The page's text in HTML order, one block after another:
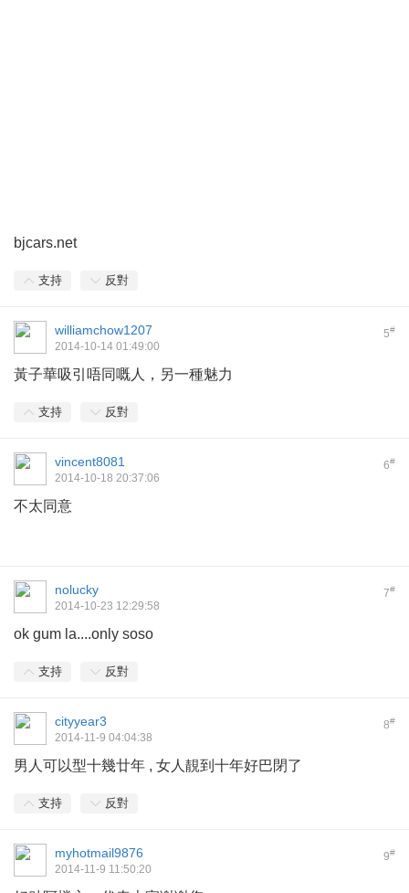
bjcars.net
支持 反對
5#
williamchow1207
2014-10-14 01:49:00
黃子華吸引唔同嘅人，另一種魅力
支持 反對
6#
vincent8081
2014-10-18 20:37:06
不太同意
7#
nolucky
2014-10-23 12:29:58
ok gum la....only soso
支持 反對
8#
cityyear3
2014-11-9 04:04:38
男人可以型十幾廿年 , 女人靚到十年好巴閉了
支持 反對
9#
myhotmail9876
2014-11-9 11:50:20